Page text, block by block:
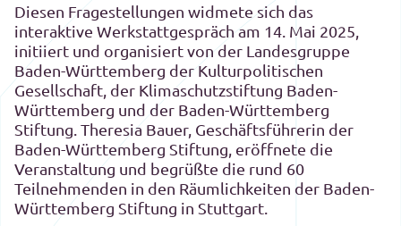
Diesen Fragestellungen widmete sich das
interaktive Werkstattgespräch am 14. Mai 2025,
initiiert und organisiert von der Landesgruppe
Baden-Württemberg der Kulturpolitischen
Gesellschaft, der Klimaschutzstiftung Baden-
Württemberg und der Baden-Württemberg
Stiftung. Theresia Bauer, Geschäftsführerin der
Baden-Württemberg Stiftung, eröffnete die
Veranstaltung und begrüßte die rund 60
Teilnehmenden in den Räumlichkeiten der Baden-
Württemberg Stiftung in Stuttgart.